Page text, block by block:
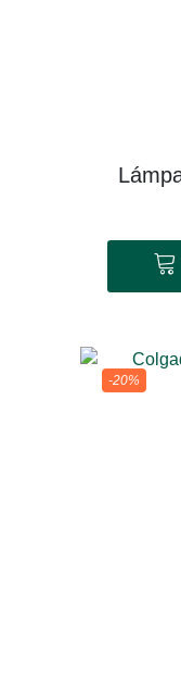
-20%